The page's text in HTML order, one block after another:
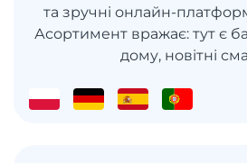
та зручні онлайн-
Асортимент вражає: тут є
дому, новітні